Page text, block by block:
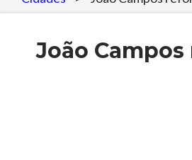
João